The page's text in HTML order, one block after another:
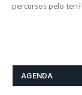
percursos pelo
AGENDA